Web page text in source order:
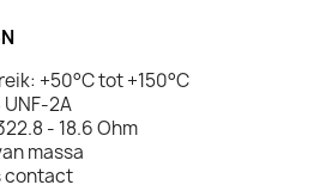
+50°C tot +150°C
2A
- 18.6 Ohm
massa
contact